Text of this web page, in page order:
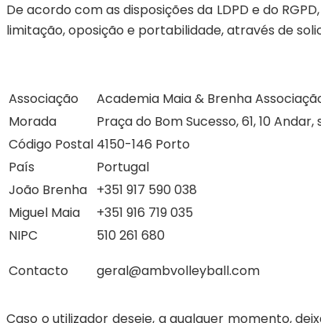
De acordo com as disposições da LDPD e do
limitação, oposição e portabilidade, através de
Associação
Academia Maia & Brenha
Morada
Praça do Bom Sucesso, 61, 10 Andar,
Código Postal 4150-146 Porto
País
Portugal
João Brenha +351 917 590 038
Miguel Maia
+351 916 719 035
NIPC
510 261 680
Contacto
geral@ambvolleyball.com
Caso o utilizador deseje, a qualquer momento,